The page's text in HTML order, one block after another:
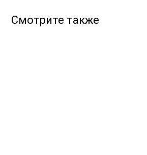
Смотрите также